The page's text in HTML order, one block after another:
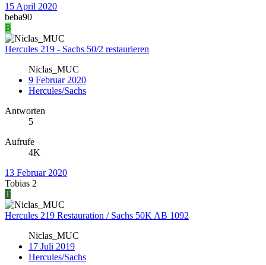
15 April 2020
beba90
B
Hercules 219 - Sachs 50/2 restaurieren
Niclas_MUC
9 Februar 2020
Hercules/Sachs
Antworten
5
Aufrufe
4K
13 Februar 2020
Tobias 2
T
Hercules 219 Restauration / Sachs 50K AB 1092
Niclas_MUC
17 Juli 2019
Hercules/Sachs